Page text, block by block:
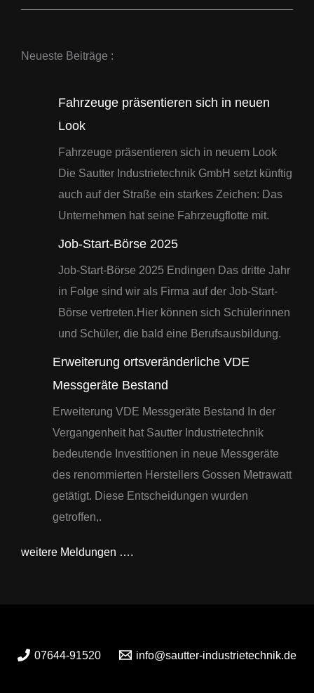
Neueste Beiträge :
Fahrzeuge präsentieren sich in neuen
Look
Fahrzeuge präsentieren sich in neuem Look
Die Sautter Industrietechnik GmbH setzt künftig
auch auf der Straße ein starkes Zeichen: Das
Unternehmen hat seine Fahrzeugflotte mit.
Job-Start-Börse 2025
Job-Start-Börse 2025 Endingen Das dritte Jahr
in Folge sind wir als Firma auf der Job-Start-
Börse vertreten.Hier können sich Schülerinnen
und Schüler, die bald eine Berufsausbildung.
Erweiterung ortsveränderliche VDE
Messgeräte Bestand
Erweiterung VDE Messgeräte Bestand In der
Vergangenheit hat Sautter Industrietechnik
bedeutende Investitionen in neue Messgeräte
des renommierten Herstellers Gossen Metrawatt
getätigt. Diese Entscheidungen wurden
getroffen,.
weitere Meldungen ….
07644-91520 info@sautter-industrietechnik.de